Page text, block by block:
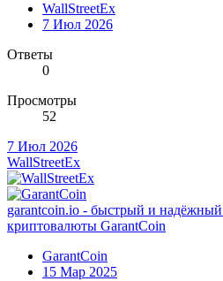
WallStreetEx
7 Июл 2026
Ответы
0
Просмотры
52
7 Июл 2026
WallStreetEx
garantcoin.io - быстрый и надёжный
криптовалюты GarantCoin
GarantCoin
15 Мар 2025